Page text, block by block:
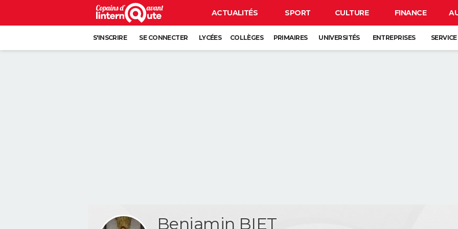
ACTUALITÉS SPORT CULTURE FINANCE
S'INSCRIRE SE CONNECTER LYCÉES COLLÈGES PRIMAIRES UNIVERSITÉS ENTREPRISES
Benjamin BIET